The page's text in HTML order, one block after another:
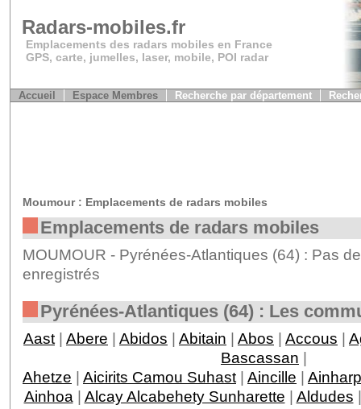
Radars-mobiles.fr
Emplacements des radars mobiles en France
GPS, carte, jumelles, laser, mobile, POI radar
Accueil Espace Membres Recherche par département
Moumour : Emplacements de radars mobiles
Emplacements de radars mobiles
MOUMOUR - Pyrénées-Atlantiques (64) : Pas
enregistrés
Pyrénées-Atlantiques (64) : Les
Aast | Abere | Abidos | Abitain | Abos | Accous |
Bascassan |
Ahetze | Aicirits Camou Suhast | Aincille | Ainharp
Ainhoa | Alcay Alcabehety Sunharette | Aldudes